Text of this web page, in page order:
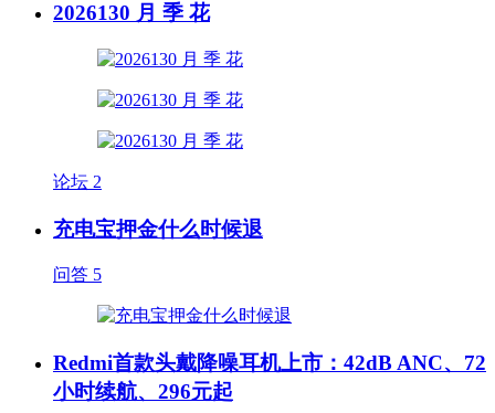
2026130 月 季 花
论坛 2
充电宝押金什么时候退
问答 5
Redmi首款头戴降噪耳机上市：42dB ANC、72
小时续航、296元起